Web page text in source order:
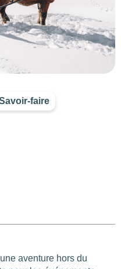
faire
aventure hors du
376